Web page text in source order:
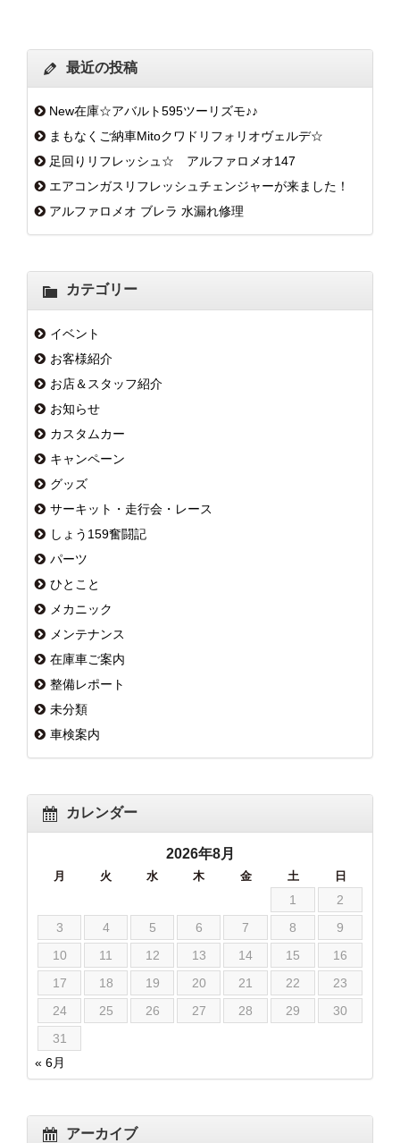
最近の投稿
New在庫☆アバルト595ツーリズモ♪♪
まもなくご納車Mitoクワドリフォリオヴェルデ☆
足回りリフレッシュ☆ アルファロメオ147
エアコンガスリフレッシュチェンジャーが来ました！
アルファロメオ ブレラ 水漏れ修理
カテゴリー
イベント
お客様紹介
お店＆スタッフ紹介
お知らせ
カスタムカー
キャンペーン
グッズ
サーキット・走行会・レース
しょう159奮闘記
パーツ
ひとこと
メカニック
メンテナンス
在庫車ご案内
整備レポート
未分類
車検案内
カレンダー
2026年8月
月 火 水 木 金 土 日
1
2
3
4 5 6 7 8
9
10
11 12 13 14 15
16
17
18 19 20 21 22
23
24
25 26 27 28 29
30
31
« 6月
アーカイブ